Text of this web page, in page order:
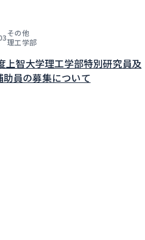
その他
理工学部
上智大学理工学部特別研究員及
助員の募集について